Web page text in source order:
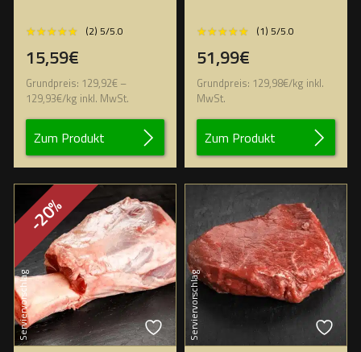
★★★★★
★★★★★ (2) 5/5.0
15,59€
Grundpreis: 129,92€ –
129,93€/kg inkl. MwSt.
Zum Produkt
★★★★★
★★★★★ (1) 5/5.0
51,99€
Grundpreis: 129,98€/kg inkl.
MwSt.
Zum Produkt
-20%
Serviervorschlag Serviervorschlag